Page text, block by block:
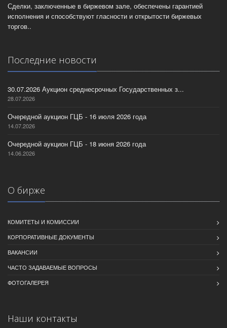
Сделки, заключенные в биржевом зале, обеспечены гарантией
исполнения и способствуют гласности и открытости биржевых
торгов..
Последние новости
30.07.2026 Аукцион среднесрочных Государственных з...
28.07.2026
Очередной аукцион ГЦБ - 16 июля 2026 года
14.07.2026
Очередной аукцион ГЦБ - 18 июня 2026 года
14.06.2026
О бирже
КОМИТЕТЫ И КОМИССИИ
КОРПОРАТИВНЫЕ ДОКУМЕНТЫ
ВАКАНСИИ
ЧАСТО ЗАДАВАЕМЫЕ ВОПРОСЫ
ФОТОГАЛЕРЕЯ
Наши контакты